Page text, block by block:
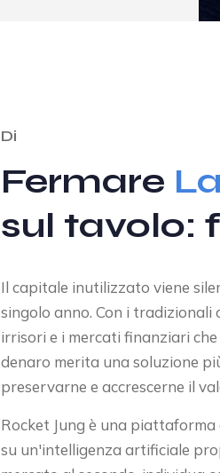
Di
Fermare
sul tavolo:
Il capitale inutilizzato viene
singolo anno. Con i
irrisori e i mercati finanziari
denaro merita una soluzione
preservarne e accrescerne il
Rocket Jung è una
su un'intelligenza artificiale